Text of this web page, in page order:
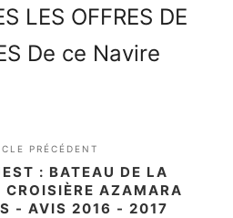
LES OFFRES DE
De ce Navire
PRÉCÉDENT
: BATEAU DE LA
CROISIÈRE AZAMARA
- AVIS 2016 - 2017